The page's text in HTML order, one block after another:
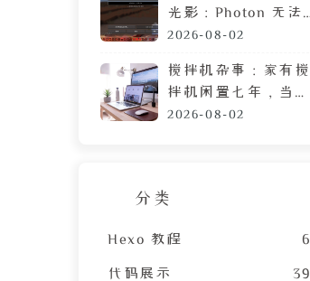
光影：Photon 无法
运行？可能需要这篇
2026-08-02
搅拌机杂事：家有搅
拌机闲置七年，当心
霉菌毒素混进包子馅
2026-08-02
分类
Hexo 教程 6
代码展示 39